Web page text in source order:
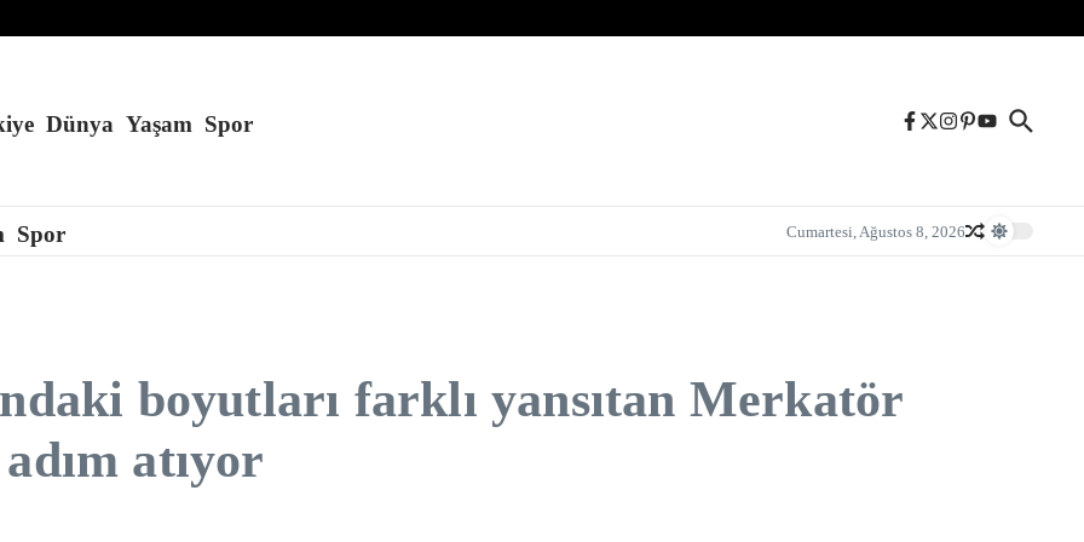
tehdidi altında
Dünya Yaşam Spor
Spor Cumartesi, Ağustos 8, 2026
boyutları farklı yansıtan Merkatör
atıyor